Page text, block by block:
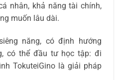
nhân, khả năng tài chính,
muốn lâu dài.
năng, có định hướng
có thể đầu tư học tập: đi
TokuteiGino là giải pháp